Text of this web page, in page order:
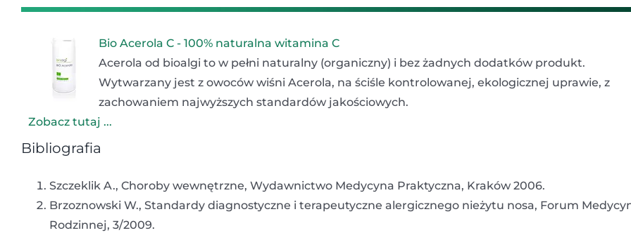
Bio Acerola C - 100% naturalna witamina C
Acerola od bioalgi to w pełni naturalny (organiczny) i bez żadnych dodatków produkt.
Wytwarzany jest z owoców wiśni Acerola, na ściśle kontrolowanej, ekologicznej uprawie, z
zachowaniem najwyższych standardów jakościowych.
Zobacz tutaj ...
Bibliografia
Szczeklik A., Choroby wewnętrzne, Wydawnictwo Medycyna Praktyczna, Kraków 2006.
Brzoznowski W., Standardy diagnostyczne i terapeutyczne alergicznego nieżytu nosa, Forum
Rodzinnej, 3/2009.